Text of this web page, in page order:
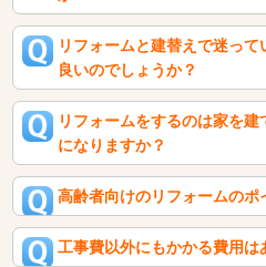
リフォームと建替えで迷っ
良いのでしょうか？
リフォームをするのは家を
になりますか？
高齢者向けのリフォームのポ
工事費以外にもかかる費用は